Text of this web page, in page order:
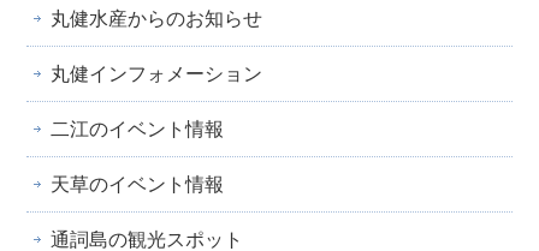
丸健水産からのお知らせ
丸健インフォメーション
二江のイベント情報
天草のイベント情報
通詞島の観光スポット